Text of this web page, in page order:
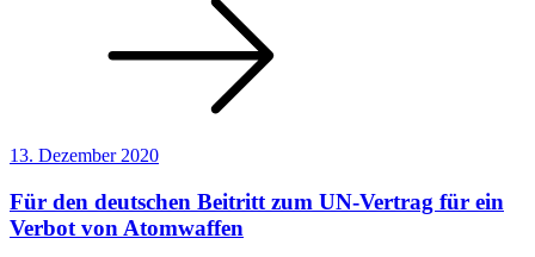
13. Dezember 2020
Für den deutschen Beitritt zum UN-Vertrag für ein
Verbot von Atomwaffen